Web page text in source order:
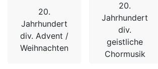
20.
Jahrhundert
div. Advent /
Weihnachten
20.
Jahrhundert
div.
geistliche
Chormusik